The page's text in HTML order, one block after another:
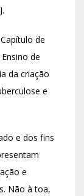
de
de
da criação
e
e dos fins
e
Não à toa,